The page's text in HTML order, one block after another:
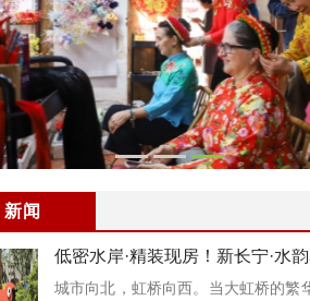
新闻
低密水岸·精装现房！新长宁·水韵
为大虹桥敬呈一座都会桃源
城市向北，虹桥向西。当大虹桥的繁